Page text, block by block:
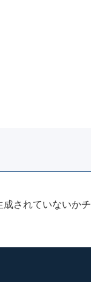
されていないかチ